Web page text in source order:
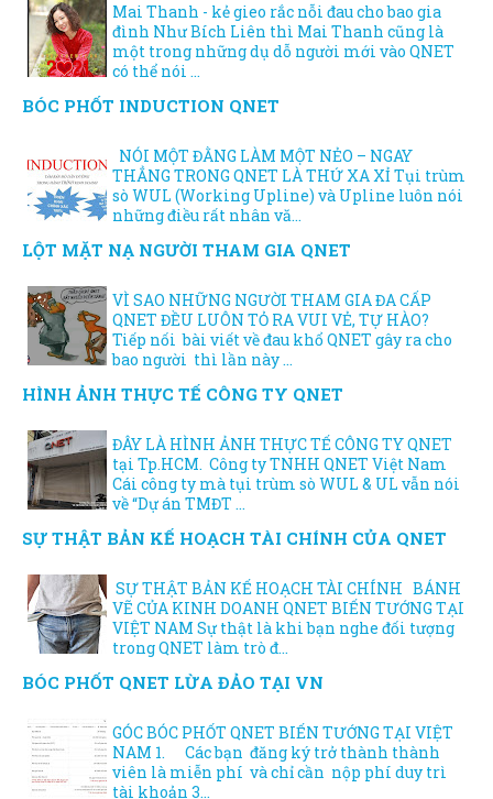
Mai Thanh - kẻ gieo rắc nỗi đau cho bao gia
đình Như Bích Liên thì Mai Thanh cũng là
một trong những dụ dỗ người mới vào QNET
có thể nói ...
BÓC PHỐT INDUCTION QNET
NÓI MỘT ĐẰNG LÀM MỘT NẺO – NGAY
THẲNG TRONG QNET LÀ THỨ XA XỈ Tụi trùm
sò WUL (Working Upline) và Upline luôn nói
những điều rất nhân vă...
LỘT MẶT NẠ NGƯỜI THAM GIA QNET
VÌ SAO NHỮNG NGƯỜI THAM GIA ĐA CẤP
QNET ĐỀU LUÔN TỎ RA VUI VẺ, TỰ HÀO?
Tiếp nối bài viết về đau khổ QNET gây ra cho
bao người thì lần này ...
HÌNH ẢNH THỰC TẾ CÔNG TY QNET
ĐÂY LÀ HÌNH ẢNH THỰC TẾ CÔNG TY QNET
tại Tp.HCM. Công ty TNHH QNET Việt Nam
Cái công ty mà tụi trùm sò WUL & UL vẫn nói
về “Dự án TMĐT ...
SỰ THẬT BẢN KẾ HOẠCH TÀI CHÍNH CỦA QNET
SỰ THẬT BẢN KẾ HOẠCH TÀI CHÍNH BÁNH
VẼ CỦA KINH DOANH QNET BIẾN TƯỚNG TẠI
VIỆT NAM Sự thật là khi bạn nghe đối tượng
trong QNET làm trò đ...
BÓC PHỐT QNET LỪA ĐẢO TẠI VN
GÓC BÓC PHỐT QNET BIẾN TƯỚNG TẠI VIỆT
NAM 1. Các bạn đăng ký trở thành thành
viên là miễn phí và chỉ cần nộp phí duy trì
tài khoản 3...